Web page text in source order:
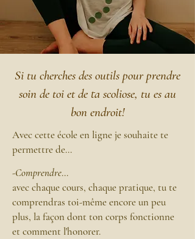
Si tu cherches des outils pour prendre
soin de toi et de ta scoliose, tu es au
bon endroit!
Avec cette école en ligne je souhaite te
permettre de...
-Comprendre...
avec chaque cours, chaque pratique, tu te
comprendras toi-même encore un peu
plus, la façon dont ton corps fonctionne
et comment l'honorer.